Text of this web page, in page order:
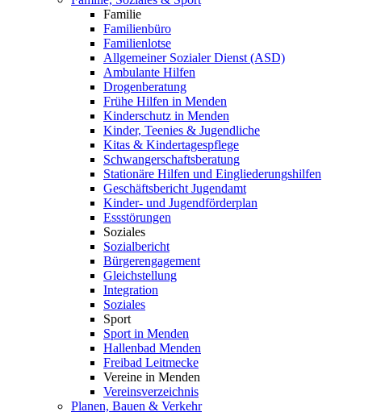
Familie
Familienbüro
Familienlotse
Allgemeiner Sozialer Dienst (ASD)
Ambulante Hilfen
Drogenberatung
Frühe Hilfen in Menden
Kinderschutz in Menden
Kinder, Teenies & Jugendliche
Kitas & Kindertagespflege
Schwangerschaftsberatung
Stationäre Hilfen und Eingliederungshilfen
Geschäftsbericht Jugendamt
Kinder- und Jugendförderplan
Essstörungen
Soziales
Sozialbericht
Bürgerengagement
Gleichstellung
Integration
Soziales
Sport
Sport in Menden
Hallenbad Menden
Freibad Leitmecke
Vereine in Menden
Vereinsverzeichnis
Planen, Bauen & Verkehr